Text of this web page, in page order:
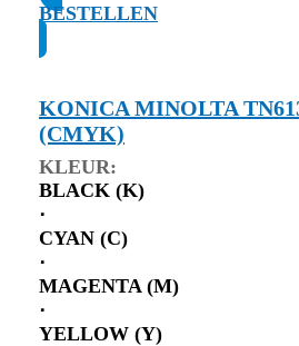
BESTELLEN
KONICA MINOLTA
(CMYK)
KLEUR:
BLACK (K)
⋅
CYAN (C)
⋅
MAGENTA (M)
⋅
YELLOW (Y)